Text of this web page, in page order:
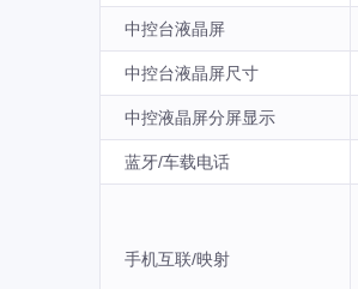
中控台液晶屏
中控台液晶屏尺寸
中控液晶屏分屏显示
蓝牙/车载电话
手机互联/映射